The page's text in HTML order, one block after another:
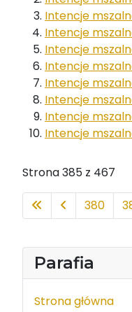
Parafia
Strona główna
Intencje
Intencje
Intencje
Intencje
Intencje
Intencje
Intencje
Intencje
Strona 385 z 467
380